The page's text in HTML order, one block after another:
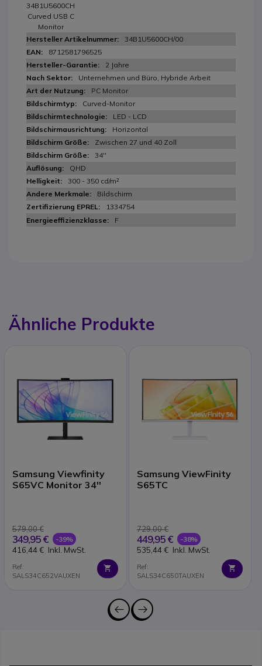
34B1U5600CH
Curved USB C
Monitor
34B1U5600CH/00
8712581796525
2 Jahre
Unternehmen und Büro, Hybride Arbeit
PC Monitor
Curved-Monitor
LED - LCD
Horizontal
Zwischen 27 und 40 Zoll
34''
QHD
300 - 350 cd/m²
Bildschirm
1334754
F
Ähnliche Produkte
Samsung Viewfinity
S65VC Monitor 34''
579,00 €
349,95 € -39%
416,44 € Inkl. MwSt.
Ref:
SALS34C652VAUXEN
Samsung ViewFinity
S65TC
729,00 €
449,95 € -38%
535,44 € Inkl. MwSt.
Ref:
SALS34C650TAUXEN